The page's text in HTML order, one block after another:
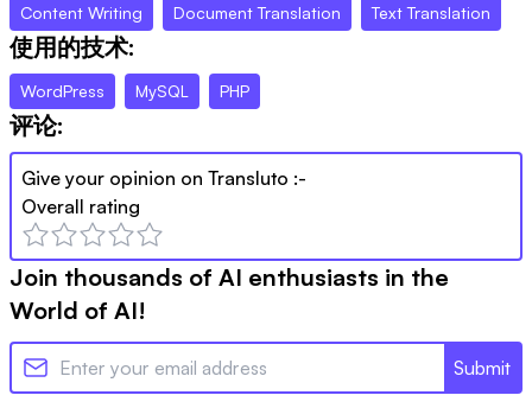
Content Writing Document Translation Text Translation
使用的技术:
WordPress MySQL PHP
评论:
Give your opinion on Transluto :-
Overall rating
Join thousands of AI enthusiasts in the
World of AI!
Submit